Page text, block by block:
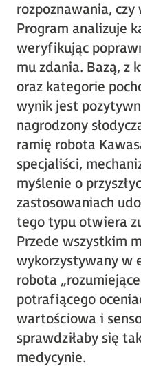
rozpoznawania, czy
Program analizuje
weryfikując
mu zdania. Bazą, z
oraz kategorie
wynik jest
nagrodzony
ramię robota
specjaliści,
myślenie o
zastosowaniach
tego typu otwiera
Przede wszystkim
wykorzystywany w
robota
potrafiącego
wartościowa i
sprawdziłaby się
medycynie.